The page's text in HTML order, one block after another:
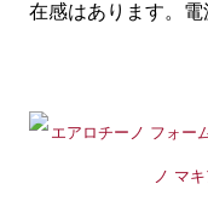
在感はあります。電